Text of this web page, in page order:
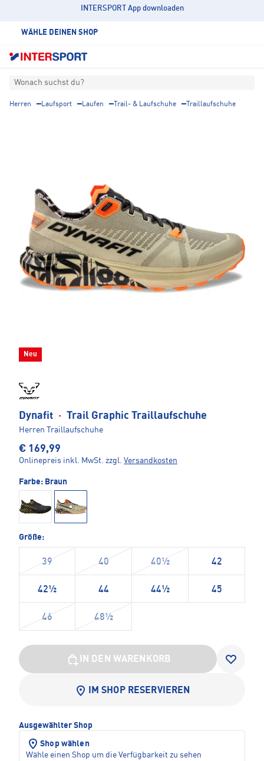
INTERSPORT App downloaden
WÄHLE DEINEN SHOP
Wonach suchst du?
Herren Laufsport Laufen Trail- & Laufschuhe Traillaufschuhe
Neu
Dynafit · Trail Graphic Traillaufschuhe
Herren Traillaufschuhe
€ 169,99
Onlinepreis inkl. MwSt. zzgl. Versandkosten
Farbe: Braun
Größe:
39 40 40½ 42
42½ 44 44½ 45
46 48½
IN DEN WARENKORB
IM SHOP RESERVIEREN
Ausgewählter Shop
Shop wählen
Wähle einen Shop um die Verfügbarkeit zu sehen